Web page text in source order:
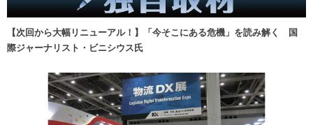
【次回から大幅リニューアル！】「今そこにある危機」を読み解く 国
際ジャーナリスト・ビニシウス氏